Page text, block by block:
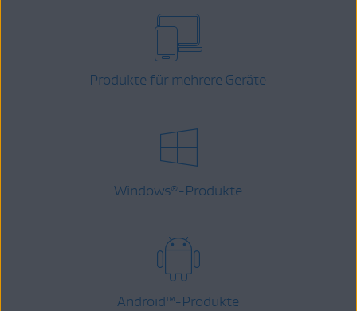
Produkte für mehrere Geräte
Windows® -Produkte
Android™-Produkte